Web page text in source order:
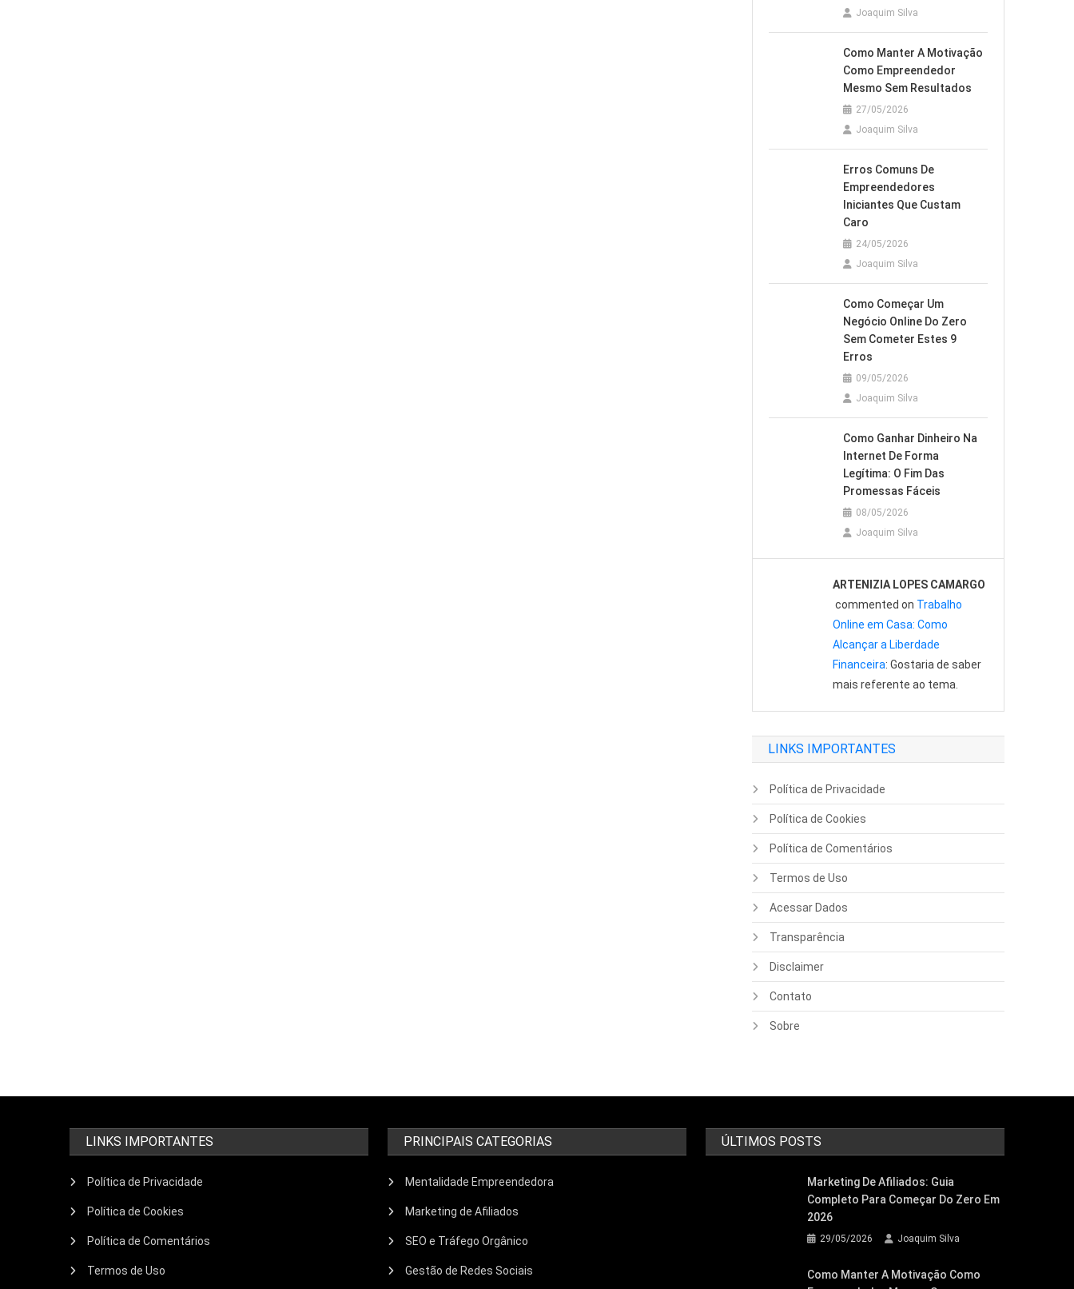
Joaquim Silva
Como Manter A Motivação
Como Empreendedor
Mesmo Sem Resultados
27/05/2026
Joaquim Silva
Erros Comuns De
Empreendedores
Iniciantes Que Custam
Caro
24/05/2026
Joaquim Silva
Como Começar Um
Negócio Online Do Zero
Sem Cometer Estes 9
Erros
09/05/2026
Joaquim Silva
Como Ganhar Dinheiro Na
Internet De Forma
Legítima: O Fim Das
Promessas Fáceis
08/05/2026
Joaquim Silva
ARTENIZIA LOPES CAMARGO
commented on Trabalho
Online em Casa: Como
Alcançar a Liberdade
Financeira: Gostaria de saber
mais referente ao tema.
LINKS IMPORTANTES
Política de Privacidade
Política de Cookies
Política de Comentários
Termos de Uso
Acessar Dados
Transparência
Disclaimer
Contato
Sobre
LINKS IMPORTANTES
Política de Privacidade
Política de Cookies
Política de Comentários
Termos de Uso
PRINCIPAIS CATEGORIAS
Mentalidade Empreendedora
Marketing de Afiliados
SEO e Tráfego Orgânico
Gestão de Redes Sociais
ÚLTIMOS POSTS
Marketing De Afiliados: Guia
Completo Para Começar Do Zero Em
2026
29/05/2026 Joaquim Silva
Como Manter A Motivação Como